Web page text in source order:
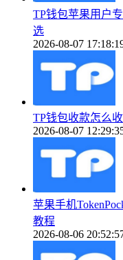
TP钱包苹果用户
选
2026-08-07
TP钱包收款怎么
2026-08-07
苹果手机
教程
2026-08-06